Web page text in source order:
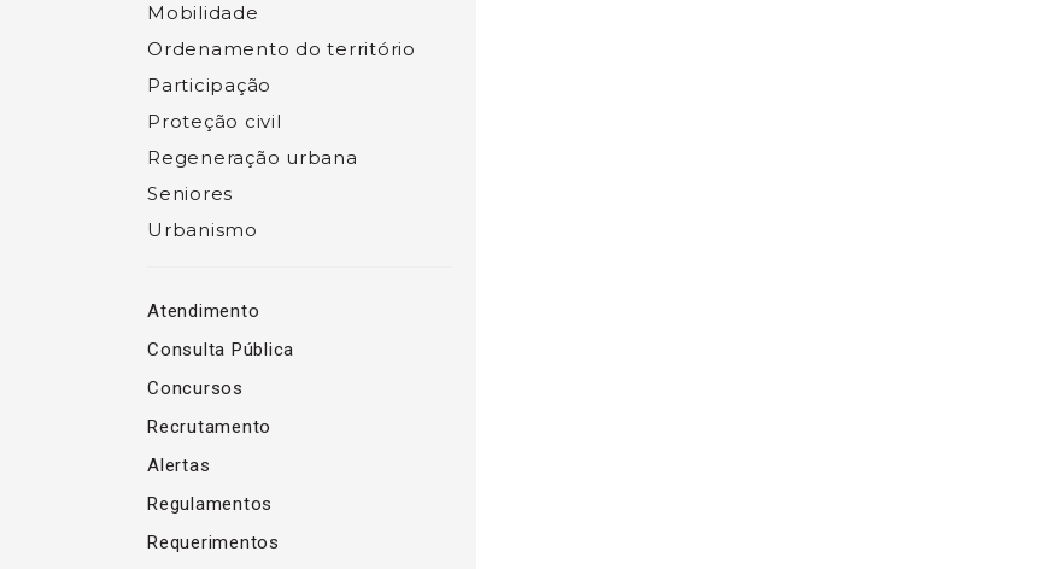
Mobilidade
Ordenamento do território
Participação
Proteção civil
Regeneração urbana
Seniores
Urbanismo
Atendimento
Consulta Pública
Concursos
Recrutamento
Alertas
Regulamentos
Requerimentos